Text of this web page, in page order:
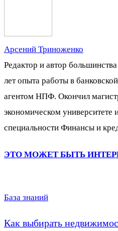
Арсений Триноженко
Редактор и автор
лет опыта работы в
агентом НПФ. Окончил
экономическом
специальности Финансы и
ЭТО МОЖЕТ БЫТЬ
База знаний
Как выбирать